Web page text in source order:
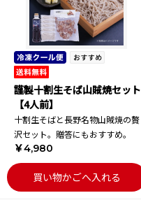
謹製十割生そば山賊焼セット
【4人前】
十割生そばと長野名物山賊焼の贅
沢セット。贈答にもおすすめ。
￥4,980
買い物かごへ入れる